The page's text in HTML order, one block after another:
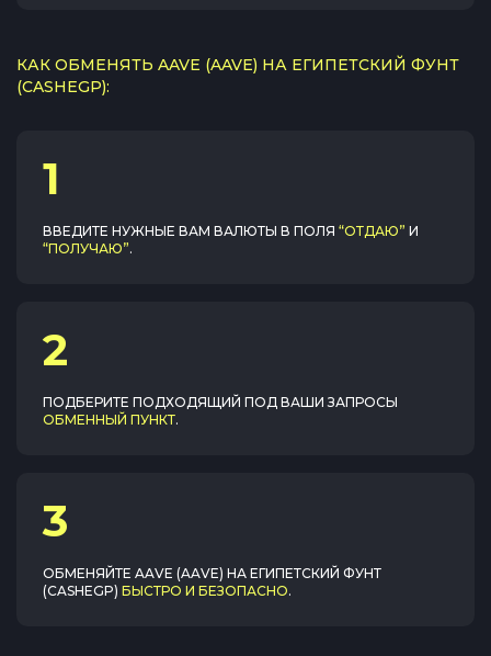
КАК ОБМЕНЯТЬ AAVE (AAVE) НА ЕГИПЕТСКИЙ ФУНТ
(CASHEGP):
1
ВВЕДИТЕ НУЖНЫЕ ВАМ ВАЛЮТЫ В ПОЛЯ “ОТДАЮ” И
“ПОЛУЧАЮ”.
2
ПОДБЕРИТЕ ПОДХОДЯЩИЙ ПОД ВАШИ ЗАПРОСЫ
ОБМЕННЫЙ ПУНКТ.
3
ОБМЕНЯЙТЕ AAVE (AAVE) НА ЕГИПЕТСКИЙ ФУНТ
(CASHEGP) БЫСТРО И БЕЗОПАСНО.